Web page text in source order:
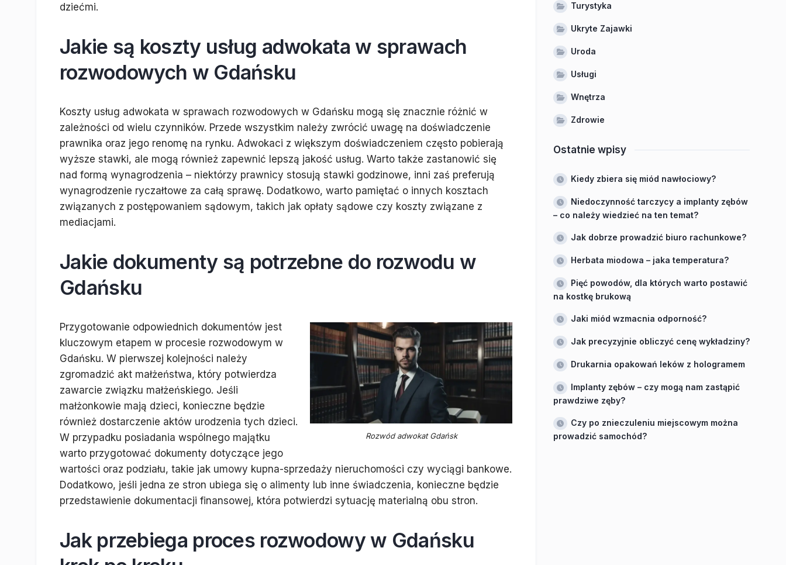
dziećmi.
Jakie są koszty usług adwokata w sprawach
rozwodowych w Gdańsku
Koszty usług adwokata w sprawach rozwodowych w Gdańsku mogą się znacznie różnić w
zależności od wielu czynników. Przede wszystkim należy zwrócić uwagę na doświadczenie
prawnika oraz jego renomę na rynku. Adwokaci z większym doświadczeniem często pobierają
wyższe stawki, ale mogą również zapewnić lepszą jakość usług. Warto także zastanowić się
nad formą wynagrodzenia – niektórzy prawnicy stosują stawki godzinowe, inni zaś preferują
wynagrodzenie ryczałtowe za całą sprawę. Dodatkowo, warto pamiętać o innych kosztach
związanych z postępowaniem sądowym, takich jak opłaty sądowe czy koszty związane z
mediacjami.
Jakie dokumenty są potrzebne do rozwodu w
Gdańsku
Rozwód adwokat Gdańsk
Przygotowanie odpowiednich dokumentów jest
kluczowym etapem w procesie rozwodowym w
Gdańsku. W pierwszej kolejności należy
zgromadzić akt małżeństwa, który potwierdza
zawarcie związku małżeńskiego. Jeśli
małżonkowie mają dzieci, konieczne będzie
również dostarczenie aktów urodzenia tych dzieci.
W przypadku posiadania wspólnego majątku
warto przygotować dokumenty dotyczące jego
wartości oraz podziału, takie jak umowy kupna-sprzedaży nieruchomości czy wyciągi bankowe.
Dodatkowo, jeśli jedna ze stron ubiega się o alimenty lub inne świadczenia, konieczne będzie
przedstawienie dokumentacji finansowej, która potwierdzi sytuację materialną obu stron.
Jak przebiega proces rozwodowy w Gdańsku
Turystyka
Ukryte Zajawki
Uroda
Usługi
Wnętrza
Zdrowie
Ostatnie wpisy
Kiedy zbiera się miód nawłociowy?
Niedoczynność tarczycy a implanty zębów
– co należy wiedzieć na ten temat?
Jak dobrze prowadzić biuro rachunkowe?
Herbata miodowa – jaka temperatura?
Pięć powodów, dla których warto postawić
na kostkę brukową
Jaki miód wzmacnia odporność?
Jak precyzyjnie obliczyć cenę wykładziny?
Drukarnia opakowań leków z hologramem
Implanty zębów – czy mogą nam zastąpić
prawdziwe zęby?
Czy po znieczuleniu miejscowym można
prowadzić samochód?